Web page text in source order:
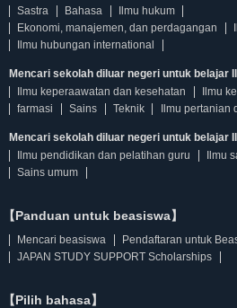
Sastra
Bahasa
Ilmu hukum
Ekonomi, manajemen, dan perdagangan
Ilmu hubungan international
Mencari sekolah diluar negeri untuk belajar
Ilmu keperaawatan dan kesehatan
Ilmu
farmasi
Sains Teknik Ilmu pertanian
Mencari sekolah diluar negeri untuk belajar
Ilmu pendidikan dan pelatihan guru
Ilmu
Sains umum
【Panduan untuk beasiswa】
Mencari beasiswa
Pendaftaran untuk
JAPAN STUDY SUPPORT Scholarships
【Pilih bahasa】